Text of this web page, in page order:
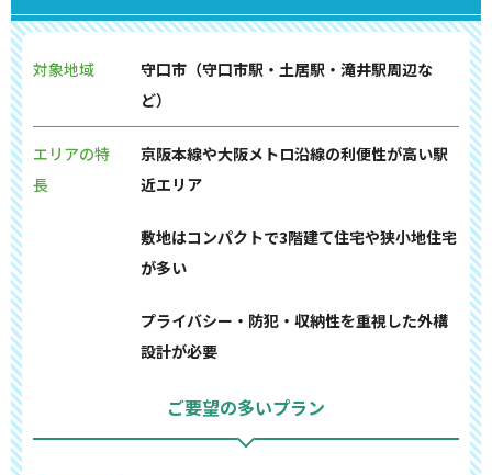
対象地域
守口市（守口市駅・土居駅・滝井駅周辺な
ど）
エリアの特
長
京阪本線や大阪メトロ沿線の利便性が高い駅
近エリア
敷地はコンパクトで3階建て住宅や狭小地住宅
が多い
プライバシー・防犯・収納性を重視した外構
設計が必要
ご要望の多いプラン